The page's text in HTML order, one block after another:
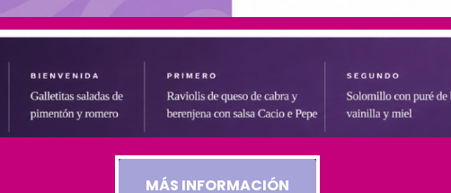
MÁS INFORMACIÓN